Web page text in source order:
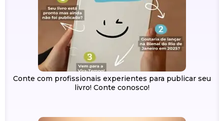
Conte com profissionais experientes para publicar seu
livro! Conte conosco!